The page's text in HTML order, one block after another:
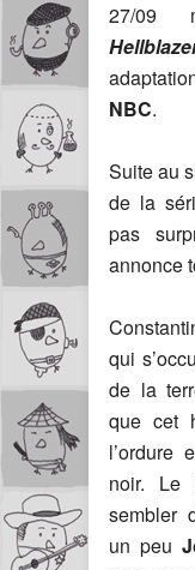
27/09
NBC.
Suite au
de la
pas
annonce
qui
de la
que cet
l’ordure
noir. Le
sembler
un peu